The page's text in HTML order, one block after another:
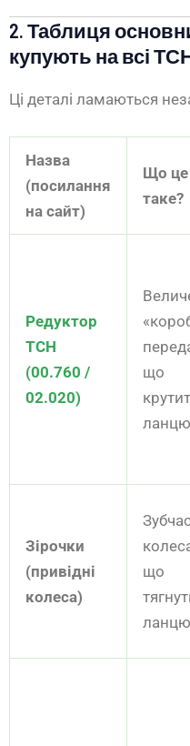
2. Таблиця
купують на всі
Ці деталі ламаються
Назва
(посилання
на сайт)
Що це
таке?
Редуктор
ТСН
(00.760 /
02.020)
що
Зірочки
(привідні
колеса)
що